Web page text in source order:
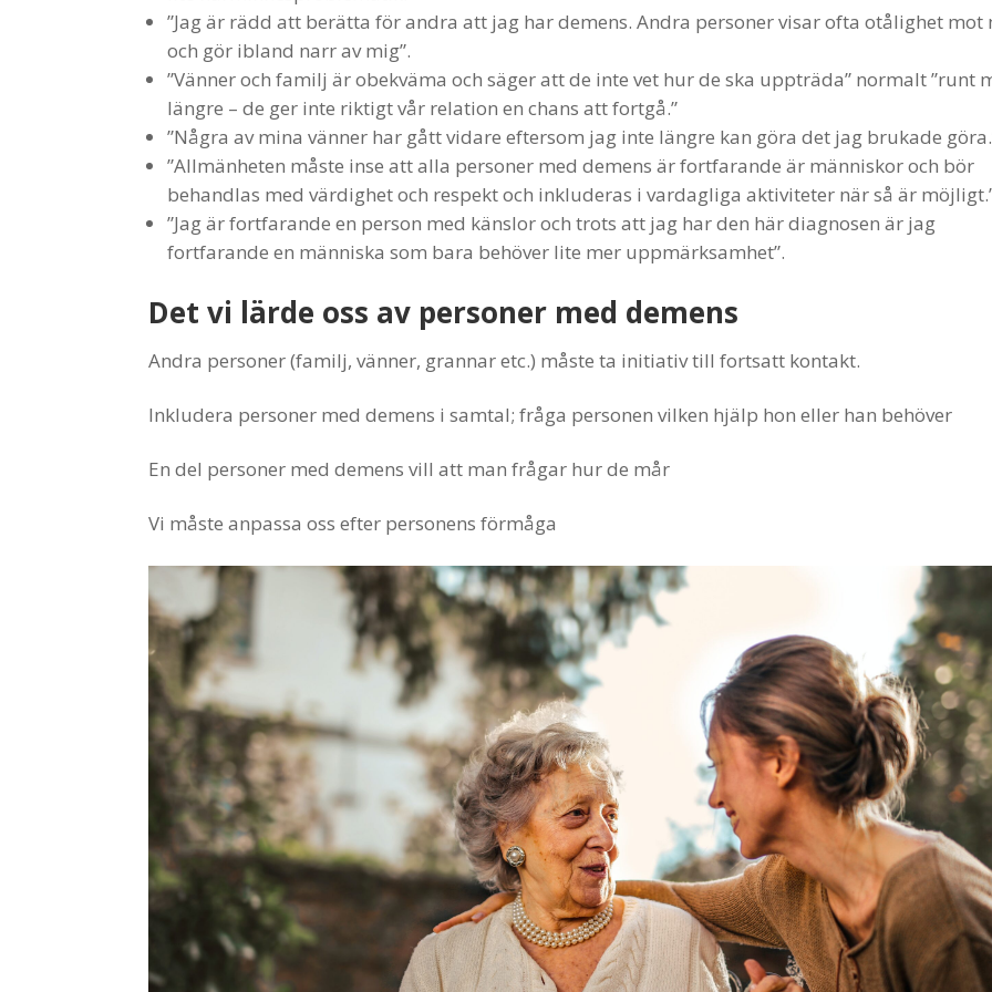
”Jag är rädd att berätta för andra att jag har demens. Andra personer visar ofta otålighet mot
och gör ibland narr av mig”.
”Vänner och familj är obekväma och säger att de inte vet hur de ska uppträda” normalt ”runt
längre – de ger inte riktigt vår relation en chans att fortgå.”
”Några av mina vänner har gått vidare eftersom jag inte längre kan göra det jag brukade
”Allmänheten måste inse att alla personer med demens är fortfarande är människor och bör
behandlas med värdighet och respekt och inkluderas i vardagliga aktiviteter när så är
”Jag är fortfarande en person med känslor och trots att jag har den här diagnosen är jag
fortfarande en människa som bara behöver lite mer uppmärksamhet”.
Det vi lärde oss av personer med demens
Andra personer (familj, vänner, grannar etc.) måste ta initiativ till fortsatt kontakt.
Inkludera personer med demens i samtal; fråga personen vilken hjälp hon eller han behöver
En del personer med demens vill att man frågar hur de mår
Vi måste anpassa oss efter personens förmåga